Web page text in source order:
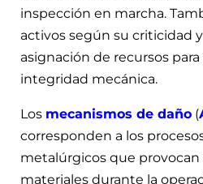
inspección en marcha.
activos según su criticidad
asignación de recursos para
integridad mecánica.
Los mecanismos de daño (
corresponden a los
metalúrgicos que provocan
materiales durante la